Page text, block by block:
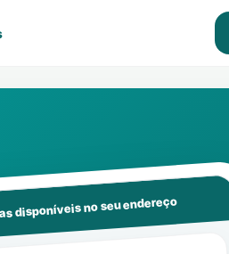
disponíveis no seu endereço